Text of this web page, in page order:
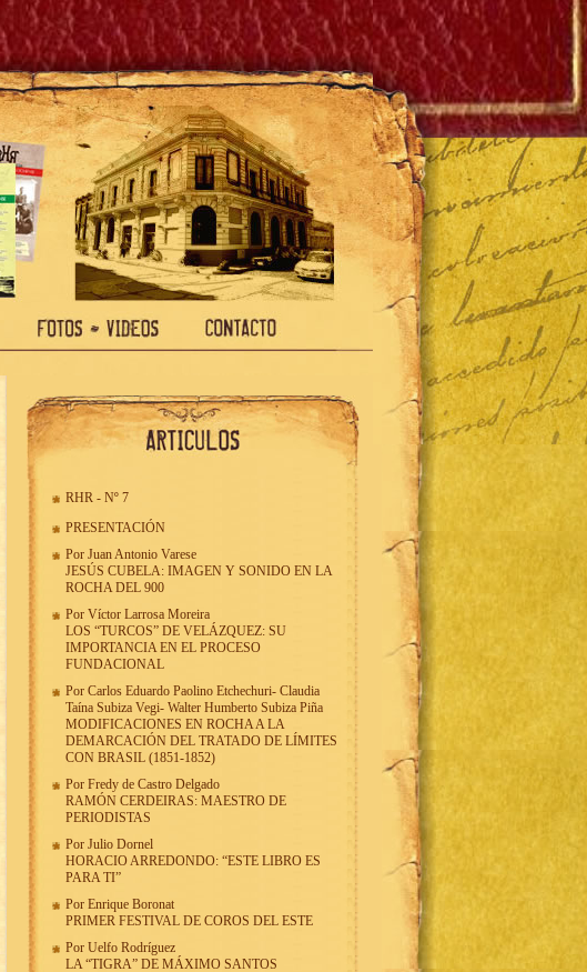
RHR - Nº 7
PRESENTACIÓN
Por Juan Antonio Varese
JESÚS CUBELA: IMAGEN Y SONIDO EN LA
ROCHA DEL 900
Por Víctor Larrosa Moreira
LOS “TURCOS” DE VELÁZQUEZ: SU
IMPORTANCIA EN EL PROCESO
FUNDACIONAL
Por Carlos Eduardo Paolino Etchechuri- Claudia
Taína Subiza Vegi- Walter Humberto Subiza Piña
MODIFICACIONES EN ROCHA A LA
DEMARCACIÓN DEL TRATADO DE LÍMITES
CON BRASIL (1851-1852)
Por Fredy de Castro Delgado
RAMÓN CERDEIRAS: MAESTRO DE
PERIODISTAS
Por Julio Dornel
HORACIO ARREDONDO: “ESTE LIBRO ES
PARA TI”
Por Enrique Boronat
PRIMER FESTIVAL DE COROS DEL ESTE
Por Uelfo Rodríguez
LA “TIGRA” DE MÁXIMO SANTOS